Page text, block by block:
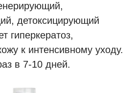
детоксицирующий
гиперкератоз,
к интенсивному уходу.
в 7-10 дней.